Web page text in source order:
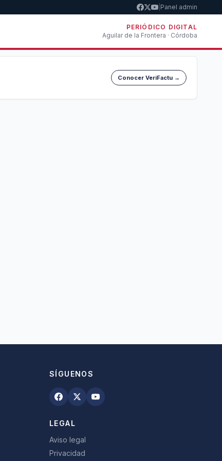
Panel admin
PERIÓDICO DIGITAL
Aguilar de la Frontera · Córdoba
Conocer VeriFactu →
SÍGUENOS
LEGAL
Aviso legal
Privacidad